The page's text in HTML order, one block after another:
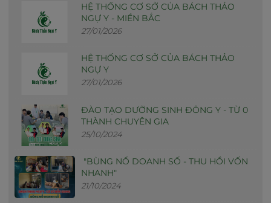
HỆ THỐNG CƠ SỞ CỦA BÁCH THẢO
NGỰ Y - MIỀN BẮC
27/01/2026
HỆ THỐNG CƠ SỞ CỦA BÁCH THẢO
NGỰ Y
27/01/2026
ĐÀO TẠO DƯỠNG SINH ĐÔNG Y - TỪ 0
THÀNH CHUYÊN GIA
25/10/2024
"BÙNG NỔ DOANH SỐ - THU HỒI VỐN
NHANH"
21/10/2024